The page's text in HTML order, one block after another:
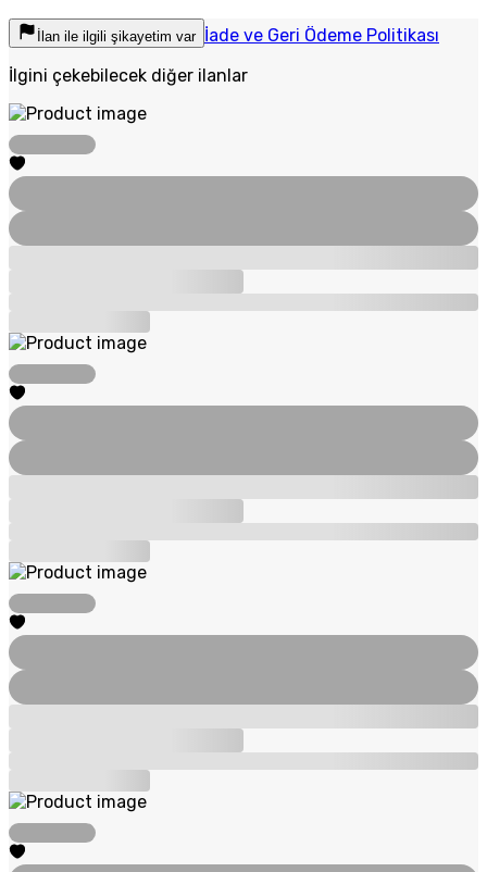
İlan ile ilgili şikayetim var İade ve Geri Ödeme Politikası
İlgini çekebilecek diğer ilanlar